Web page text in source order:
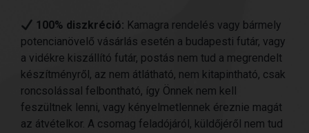
100% diszkréció: Kamagra rendelés vagy bármely
potencianövelő vásárlás esetén a budapesti futár, vagy
a vidékre kiszállító futár, postás nem tud a megrendelt
készítményről, az nem átlátható, nem kitapintható, csak
roncsolással felbontható, így Önnek nem kell
feszültnek lenni, vagy kényelmetlennek éreznie magát
az átvételkor. A csomag feladójáról, küldőjéről nem tud